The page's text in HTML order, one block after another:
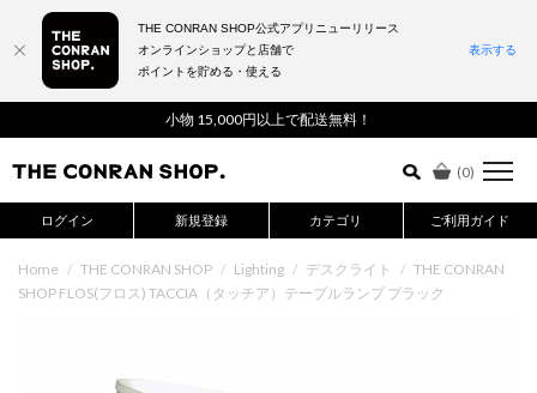
小物 15,000円以上で配送無料！
(0)
ログイン 新規登録 カテゴリ ご利用ガイド
詳細検索はこちら
Home / THE CONRAN SHOP / Lighting / デスクライト / THE CONRAN
SHOP FLOS(フロス) TACCIA（タッチア）テーブルランプ ブラック
THE CONRAN SHOP公式アプリニューリリース
オンラインショップと店舗で
ポイントを貯める・使える
表示する